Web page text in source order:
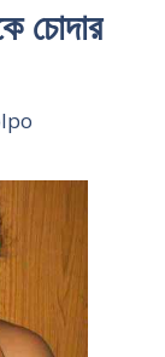
চোদার